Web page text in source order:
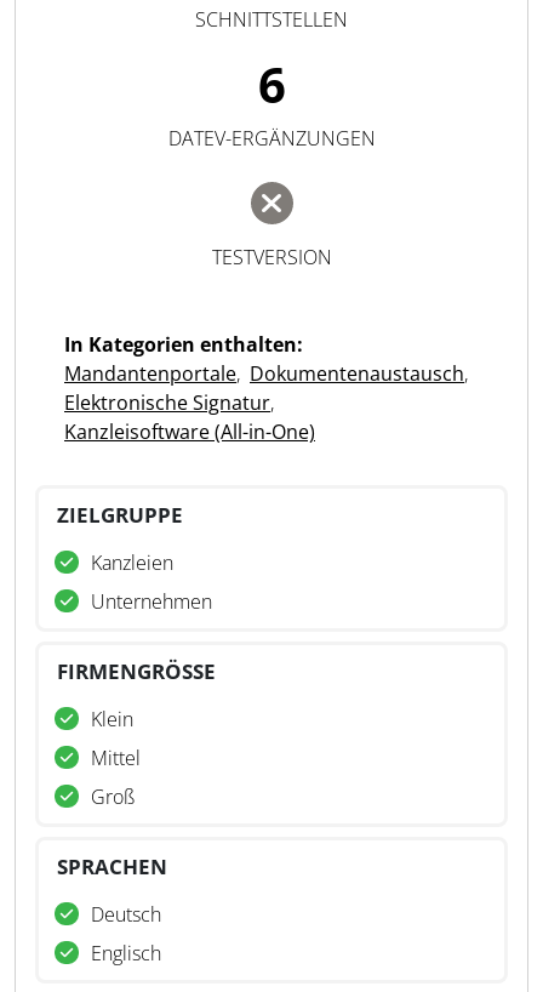
SCHNITTSTELLEN
6
DATEV-ERGÄNZUNGEN
TESTVERSION
In Kategorien enthalten:
Mandantenportale, Dokumentenaustausch,
Elektronische Signatur,
Kanzleisoftware (All-in-One)
ZIELGRUPPE
Kanzleien
Unternehmen
FIRMENGRÖSSE
Klein
Mittel
Groß
SPRACHEN
Deutsch
Englisch